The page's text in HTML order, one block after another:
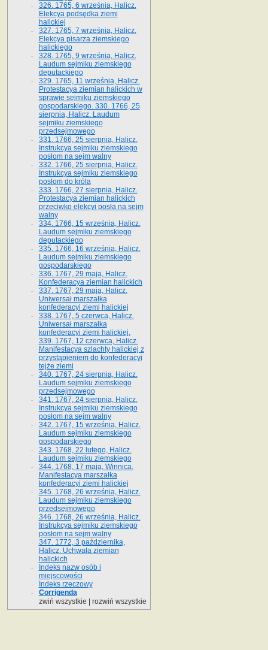
326. 1765, 6 września, Halicz.
Elekcya podsędka ziemi
halickiej
327. 1765, 7 września, Halicz.
Elekcya pisarza ziemskiego
halickiego
328. 1765, 9 września, Halicz.
Laudum sejmiku ziemskiego
deputackiego
329. 1765, 11 września, Halicz.
Protestacya ziemian halickich w
sprawie sejmiku ziemskiego
gospodarskiego. 330. 1766, 25
sierpnia, Halicz. Laudum
sejmiku ziemskiego
przedsejmowego
331. 1766, 25 sierpnia, Halicz.
Instrukcya sejmiku ziemskiego
posłom na sejm walny
332. 1766, 25 sierpnia, Halicz.
Instrukcya sejmiku ziemskiego
posłom do króla
333. 1766, 27 sierpnia, Halicz.
Protestacya ziemian halickich
przeciwko elekcyi posła na sejm
walny
334. 1766, 15 września, Halicz.
Laudum sejmiku ziemskiego
deputackiego
335. 1766, 16 września, Halicz.
Laudum sejmiku ziemskiego
gospodarskiego
336. 1767, 29 maja, Halicz.
Konfederacya ziemian halickich
337. 1767, 29 maja, Halicz.
Uniwersał marszałka
konfederacyi ziemi halickiej
338. 1767, 5 czerwca, Halicz.
Uniwersał marszałka
konfederacyi ziemi halickiej.
339. 1767, 12 czerwca, Halicz.
Manifestacya szlachty halickiej z
przystąpieniem do konfederacyi
tejże ziemi
340. 1767, 24 sierpnia, Halicz.
Laudum sejmiku ziemskiego
przedsejmowego
341. 1767, 24 sierpnia, Halicz.
Instrukcya sejmiku ziemskiego
posłom na sejm walny
342. 1767, 15 września, Halicz.
Laudum sejmiku ziemskiego
gospodarskiego
343. 1768, 22 lutego, Halicz.
Laudum sejmiku ziemskiego
344. 1768, 17 maja, Winnica.
Manifestacya marszałka
konfederacyi ziemi halickiej
345. 1768, 26 września, Halicz.
Laudum sejmiku ziemskiego
przedsejmowego
346. 1768, 26 września, Halicz.
Instrukcya sejmiku ziemskiego
posłom na sejm walny
347. 1772, 3 października,
Halicz. Uchwała ziemian
halickich
Indeks nazw osób i
miejscowości
Indeks rzeczowy
Corrigenda
zwiń wszystkie
rozwiń wszystkie